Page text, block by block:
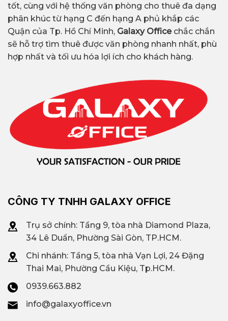
tốt, cùng với hệ thống văn phòng cho thuê đa dạng
phân khúc từ hạng C đến hạng A phủ khắp các
Quận của Tp. Hồ Chí Minh, Galaxy Office chắc chắn
sẽ hỗ trợ tìm thuê được văn phòng nhanh nhất, phù
hợp nhất và tối ưu hóa lợi ích cho khách hàng.
CÔNG TY TNHH GALAXY OFFICE
Trụ sở chính: Tầng 9, tòa nhà Diamond Plaza,
34 Lê Duẩn, Phường Sài Gòn, TP.HCM.
Chi nhánh: Tầng 5, tòa nhà Vạn Lợi, 24 Đặng
Thai Mai, Phường Cầu Kiệu, Tp.HCM.
0939.663.882
info@galaxyoffice.vn